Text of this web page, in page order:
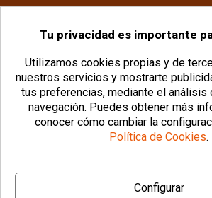
© Copyright 2026 PlásticoManía® |
Tu privacidad es importante
Utilizamos cookies propias y de
nuestros servicios y mostrarte
tus preferencias, mediante el análisis
navegación. Puedes obtener más
conocer cómo cambiar la
Política de Cookies.
Configurar